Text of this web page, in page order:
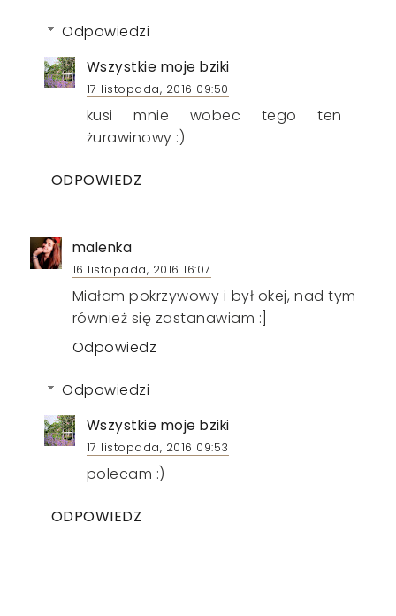
Odpowiedzi
Wszystkie moje bziki
17 listopada, 2016 09:50
kusi mnie wobec tego ten
żurawinowy :)
ODPOWIEDZ
malenka
16 listopada, 2016 16:07
Miałam pokrzywowy i był okej, nad tym
również się zastanawiam :]
Odpowiedz
Odpowiedzi
Wszystkie moje bziki
17 listopada, 2016 09:53
polecam :)
ODPOWIEDZ